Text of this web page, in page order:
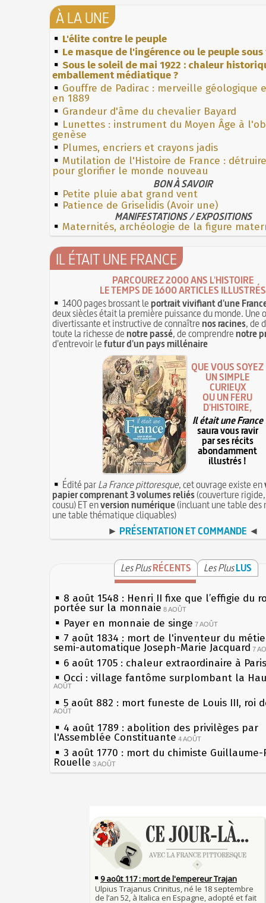
À LA UNE
L'élite contre le peuple
Le masque de l'ingérence ou le peuple
Sous le soleil de mai 1922 : chaleur
emballement médiatique ?
Gouffre de Padirac : merveille géologique
en 1889
Grandeur d'âme du chevalier Bayard
Lunettes : instrument du Moyen Âge à
genèse
Plumes, encriers et crayons jadis
Mutilation de l'Histoire de France :
pour glorifier le monde nouveau
BON À SAVOIR
Petite pluie abat grand vent
Patience de Griselidis (Avoir une)
MANIFESTATIONS / EXPOSITIONS
Maternités, archéologie de la figure
IL ÉTAIT UNE FRANCE
PARCOUREZ 2000 ANS L'HISTOIRE
LE TEMPS DE 1600 ARTICLES ILLUSTRÉS
1400 pages brossant leportrait vivifiant d'une
deux siècles était la première puissance du monde. Une
divertissante et instructive de connaîtrenos racines, de
toute la richesse denotre passé, de comprendrenotre
d'entrevoir lefutur d'un pays millénaire
QUE VOUS SOYEZ
UN SIMPLE
CURIEUX
OU UN FÉRU
D'HISTOIRE,
Il était une France
saura vous ravir
par ses récits
abondamment
illustrés !
Édité parLa France pittoresque, cet ouvrage existe en
papier comprenant 3 volumes reliés(couverture
cousu) ET enversion numérique(incluant une table des
une table thématique cliquables)
► PRÉSENTATION ET COMMANDE ◄
Les PlusRÉCENTS Les PlusLUS
8 août 1548 : Henri II fixe que l’effigie du
portée sur la monnaie 8 AOÛT
Payer en monnaie de singe 7 AOÛT
7 août 1834 : mort de l'inventeur du
semi-automatique Joseph-Marie Jacquard 7
6 août 1705 : chaleur extraordinaire à Paris
Occi : village fantôme surplombant la
AOÛT
5 août 882 : mort funeste de Louis III, roi
AOÛT
4 août 1789 : abolition des privilèges par
l'Assemblée Constituante 4 AOÛT
3 août 1770 : mort du chimiste Guillaume-
Rouelle 3 AOÛT
Musée Jean de La Fontaine : réouverture
1er août 1589 : Henri III est poignardé à
par Jacques Clément, moine jacobin 1ER AOÛT
31 juillet 1899 : décret instaurant les
boîtes aux lettres en fonte de Léon
30 juillet 1918 : mort d'Auguste Poulain,
Chocolat Poulain 30 JUILLET
les siècles
27 mai 1610 : supplice de François
du roi Henri IV
Pierre qui roule n'amasse pas mousse
Qui aime bien châtie bien
Tout vient à point à qui sait attendre
François II (né le 19 janvier 1544, mort le